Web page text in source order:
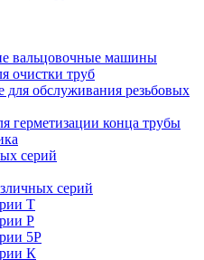
вальцовочные машины
очистки труб
для обслуживания резьбовых
герметизации конца трубы
серий
серий
Т
Р
5Р
К